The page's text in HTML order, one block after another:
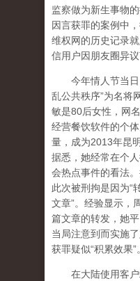
监察做为新生事物的
因言获罪的案例中
维权网的历史记录
信用户因朋友圈异
今年情人节当日
乱公共秩序”为名将
敏是80后女性，网
经营餐饮软件的个
量，成为2013年昆
据悉，她经常在个
会热点事件的看法
此次被刑拘是因为“
文章”。经验显示，
篇文章的转发，她
当局注意到而实施
获罪疑似“积累效果”。
在大陆使用客户